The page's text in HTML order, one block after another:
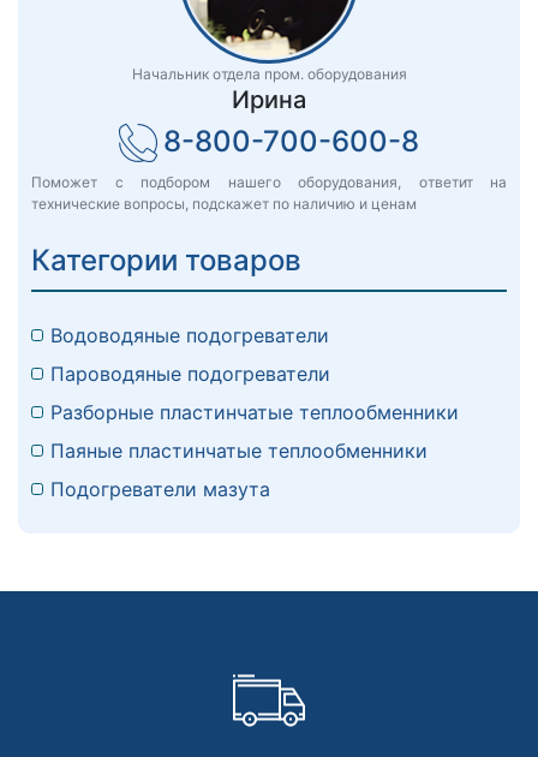
Начальник отдела пром. оборудования
Ирина
8-800-700-600-8
Поможет с подбором нашего оборудования, ответит на
технические вопросы, подскажет по наличию и ценам
Категории товаров
Водоводяные подогреватели
Пароводяные подогреватели
Разборные пластинчатые теплообменники
Паяные пластинчатые теплообменники
Подогреватели мазута